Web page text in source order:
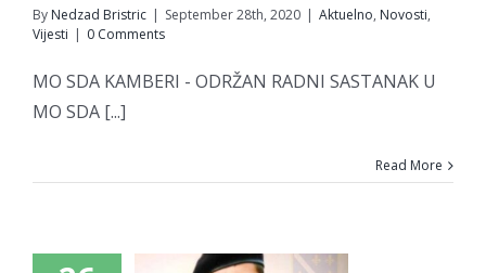
By Nedzad Bristric | September 28th, 2020 | Aktuelno, Novosti,
Vijesti | 0 Comments
MO SDA KAMBERI - ODRŽAN RADNI SASTANAK U
MO SDA [...]
Read More